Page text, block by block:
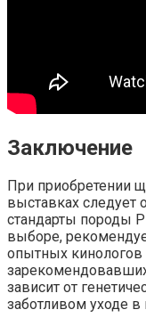
Заключение
При приобретении
выставках следует
стандарты породы
выборе,
опытных кинологов
зависит от
заботливом уходе в